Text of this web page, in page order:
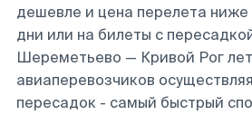
дешевле и цена перелета ниже
дни или на билеты с
Шереметьево — Кривой Рог
авиаперевозчиков
пересадок - самый быстрый